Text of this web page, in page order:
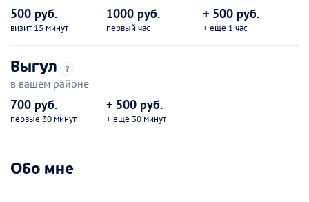
500 руб.
визит 15 минут
1000 руб.
первый час
+ 500 руб.
+ еще 1 час
Выгул ?
в вашем районе
700 руб.
первые 30 минут
+ 500 руб.
+ еще 30 минут
Обо мне